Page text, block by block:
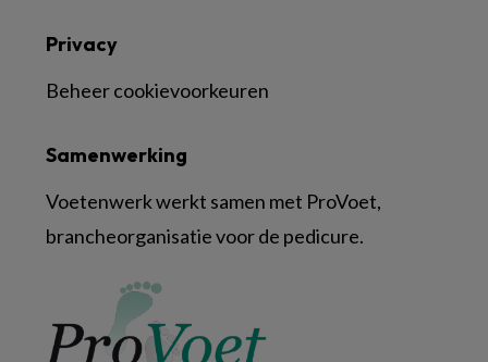
Samenwerking
Voetenwerk werkt samen met ProVoet,
brancheorganisatie voor de pedicure.
Privacy
Beheer cookievoorkeuren